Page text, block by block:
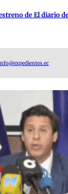
de El diario